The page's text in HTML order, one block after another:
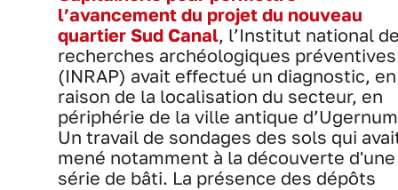
l’avancement du projet du nouveau
quartier Sud Canal, l’Institut national
recherches archéologiques préventives
(INRAP) avait effectué un diagnostic, en
raison de la localisation du secteur, en
périphérie de la ville antique
Un travail de sondages des sols qui
mené notamment à la découverte d'une
série de bâti. La présence des dépôts